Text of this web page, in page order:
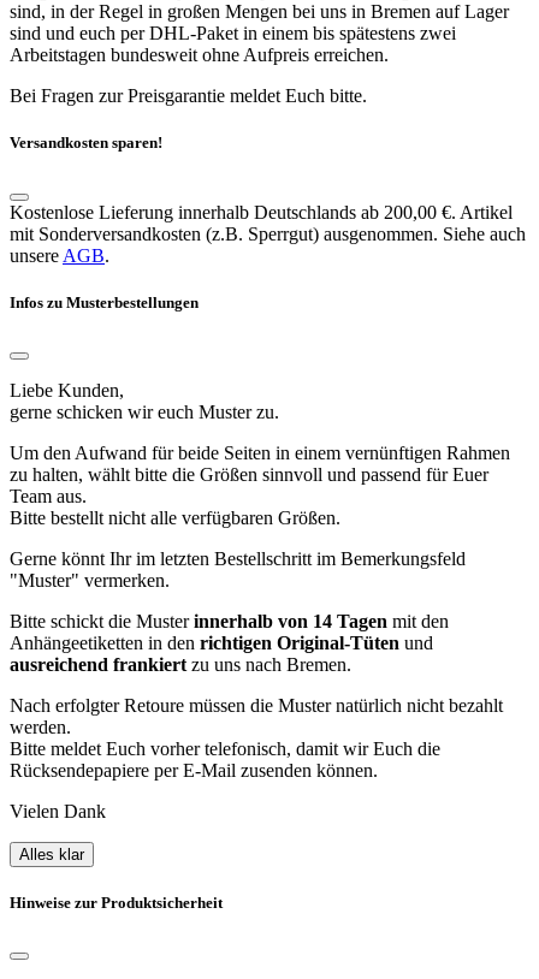
sind, in der Regel in großen Mengen bei uns in Bremen auf Lager
sind und euch per DHL-Paket in einem bis spätestens zwei
Arbeitstagen bundesweit ohne Aufpreis erreichen.
Bei Fragen zur Preisgarantie meldet Euch bitte.
Versandkosten sparen!
Kostenlose Lieferung innerhalb Deutschlands ab 200,00 €. Artikel
mit Sonderversandkosten (z.B. Sperrgut) ausgenommen. Siehe auch
unsere AGB.
Infos zu Musterbestellungen
Liebe Kunden,
gerne schicken wir euch Muster zu.
Um den Aufwand für beide Seiten in einem vernünftigen Rahmen
zu halten, wählt bitte die Größen sinnvoll und passend für Euer
Team aus.
Bitte bestellt nicht alle verfügbaren Größen.
Gerne könnt Ihr im letzten Bestellschritt im Bemerkungsfeld
"Muster" vermerken.
Bitte schickt die Musterinnerhalb von 14 Tagen mit den
Anhängeetiketten in den richtigen Original-Tüten und
ausreichend frankiert zu uns nach Bremen.
Nach erfolgter Retoure müssen die Muster natürlich nicht bezahlt
werden.
Bitte meldet Euch vorher telefonisch, damit wir Euch die
Rücksendepapiere per E-Mail zusenden können.
Vielen Dank
Alles klar
Hinweise zur Produktsicherheit